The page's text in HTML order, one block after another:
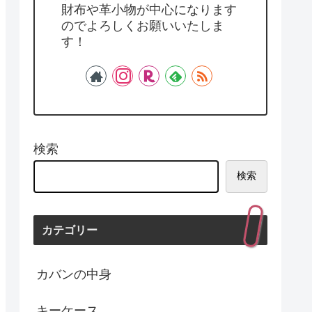
財布や革小物が中心になります
のでよろしくお願いいたしま
す！
検索
検索
カテゴリー
カバンの中身